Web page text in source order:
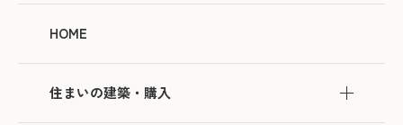
HOME
住まいの建築・購入